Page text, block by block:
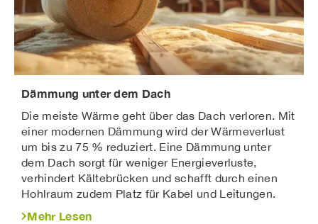
Dämmung unter dem Dach
Die meiste Wärme geht über das Dach verloren. Mit
einer modernen Dämmung wird der Wärmeverlust
um bis zu 75 % reduziert. Eine Dämmung unter
dem Dach sorgt für weniger Energieverluste,
verhindert Kältebrücken und schafft durch einen
Hohlraum zudem Platz für Kabel und Leitungen.
Mehr Lesen